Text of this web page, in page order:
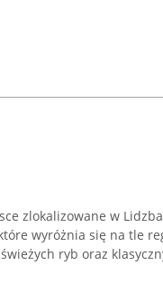
zlokalizowane w
wyróżnia się na tle
ryb oraz